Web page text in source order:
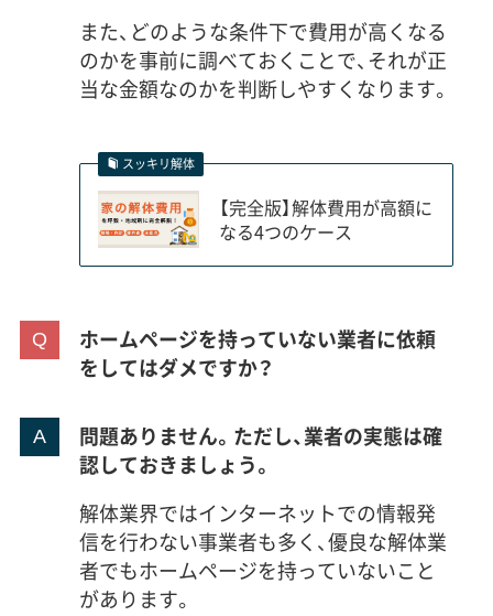
また、どのような条件下で費用が高くなる
のかを事前に調べておくことで、それが正
当な金額なのかを判断しやすくなります。
スッキリ解体
【完全版】解体費用が高額に
なる4つのケース
ホームページを持っていない業者に依頼
をしてはダメですか？
問題ありません。ただし、業者の実態は確
認しておきましょう。
解体業界ではインターネットでの情報発
信を行わない事業者も多く、優良な解体業
者でもホームページを持っていないこと
があります。